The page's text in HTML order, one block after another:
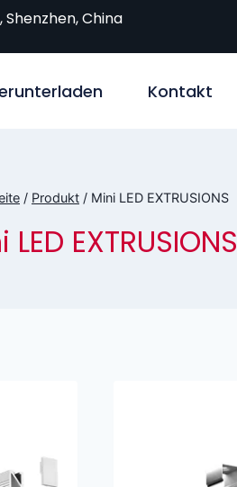
Shenzhen, China
Kontakt
/ Produkt / Mini LED EXTRUSIONS
LED EXTRUSIONS